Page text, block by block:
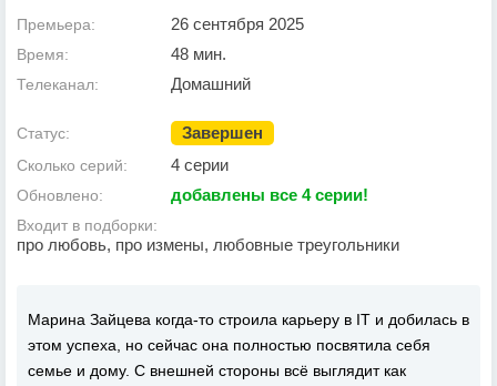
Премьера: 26 сентября 2025
Время: 48 мин.
Телеканал: Домашний
Статус: Завершен
Сколько серий: 4 серии
Обновлено: добавлены все 4 серии!
Входит в подборки:
про любовь, про измены, любовные треугольники
Марина Зайцева когда‐то строила карьеру в IT и добилась в
этом успеха, но сейчас она полностью посвятила себя
семье и дому. С внешней стороны всё выглядит как